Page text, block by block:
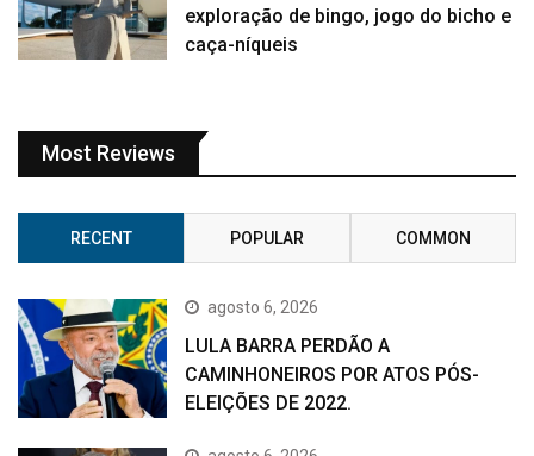
exploração de bingo, jogo do bicho e
caça-níqueis
Most Reviews
RECENT POPULAR COMMON
agosto 6, 2026
LULA BARRA PERDÃO A
CAMINHONEIROS POR ATOS PÓS-
ELEIÇÕES DE 2022.